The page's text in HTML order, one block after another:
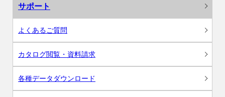
サポート
よくあるご質問
カタログ閲覧・資料請求
各種データダウンロード